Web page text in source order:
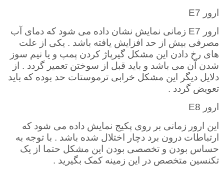
ارور E7
ارور E7 زمانی نمایش نشان داده می شود که دمای آب
مصرفی بیش از حد افزایش یافته باشد . یکی از علت
های رخ دادن این مشکل گیرپاژ کردن پمپ و یا نیم سوز
شدن آن می باشد و باید قبل از سوختن تعمیر گردد . از
دلایل دیگر این مشکل خرابی ترموستات حد بوده که باید
تعویض گردد .
ارور E8
این ارور زمانی بر روی پکیج نمایش داده می شود که
ارتباطات درون برد دچار اختلال شده باشد . با توجه به
حساس بودن و تخصصی بودن این مشکل حتما از یک
تکنسین متخصص در این زمینه کمک بگیرید .